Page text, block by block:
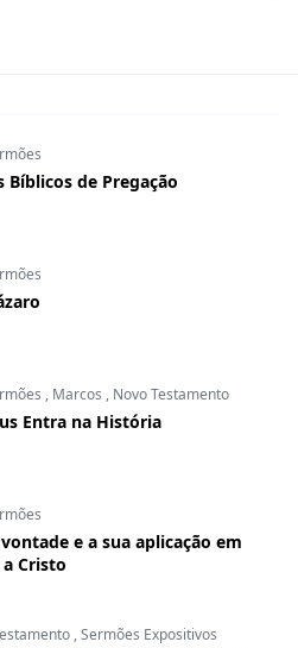
Bíblicos de Pregação
, Marcos , Novo Testamento
Entra na História
e a sua aplicação em
Cristo
,Sermões Expositivos